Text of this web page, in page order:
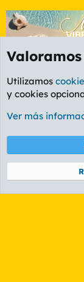
Etiquetas
Cookies
PL
Community platform
Utilizamos
y cookies
Ver más